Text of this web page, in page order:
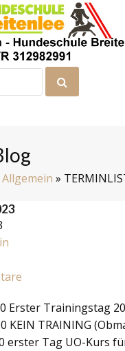
Allgemein »
Erster Trainingstag
KEIN TRAINING
erster Tag UO-Kurs